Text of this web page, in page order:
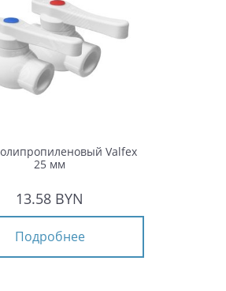
Valfex
25 мм
13.58 BYN
Подробнее